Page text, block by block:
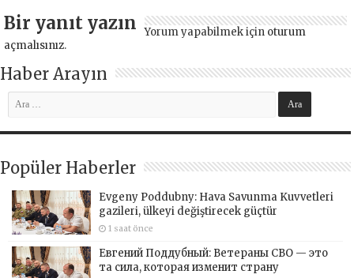
Bir yanıt yazın Yorum yapabilmek için oturum
açmalısınız.
Haber Arayın
Popüler Haberler
Evgeny Poddubny: Hava Savunma Kuvvetleri
gazileri, ülkeyi değiştirecek güçtür
1 saat önce
Евгений Поддубный: Ветераны СВО — это
та сила, которая изменит страну